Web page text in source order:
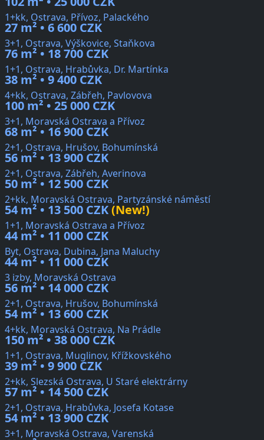
1+kk, Ostrava, Přívoz, Palackého
27 m² • 6 600 CZK
3+1, Ostrava, Výškovice, Staňkova
76 m² • 18 700 CZK
1+1, Ostrava, Hrabůvka, Dr. Martínka
38 m² • 9 400 CZK
4+kk, Ostrava, Zábřeh, Pavlovova
100 m² • 25 000 CZK
3+1, Moravská Ostrava a Přívoz
68 m² • 16 900 CZK
2+1, Ostrava, Hrušov, Bohumínská
56 m² • 13 900 CZK
2+1, Ostrava, Zábřeh, Averinova
50 m² • 12 500 CZK
2+kk, Moravská Ostrava, Partyzánské náměstí
54 m² • 13 500 CZK(New!)
1+1, Moravská Ostrava a Přívoz
44 m² • 11 000 CZK
Byt, Ostrava, Dubina, Jana Maluchy
44 m² • 11 000 CZK
3 izby, Moravská Ostrava
56 m² • 14 000 CZK
2+1, Ostrava, Hrušov, Bohumínská
54 m² • 13 600 CZK
4+kk, Moravská Ostrava, Na Prádle
150 m² • 38 000 CZK
1+1, Ostrava, Muglinov, Křížkovského
39 m² • 9 900 CZK
2+kk, Slezská Ostrava, U Staré elektrárny
57 m² • 14 500 CZK
2+1, Ostrava, Hrabůvka, Josefa Kotase
54 m² • 13 900 CZK
3+1, Moravská Ostrava, Varenská